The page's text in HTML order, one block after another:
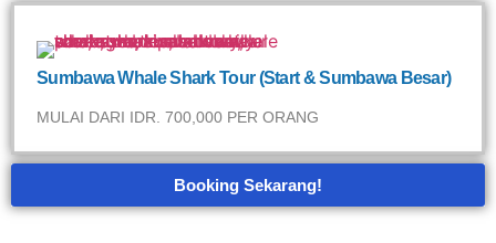
Sumbawa Whale Shark Tour (Start & Sumbawa Besar)
MULAI DARI IDR. 700,000 PER ORANG
Booking Sekarang!